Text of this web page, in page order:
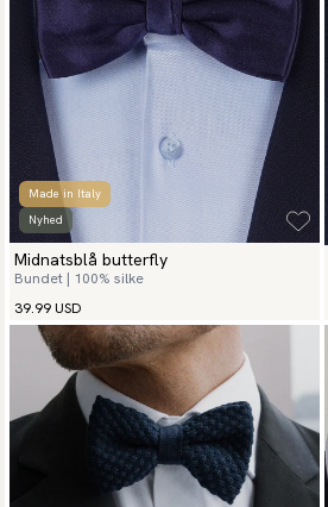
Made in Italy
Nyhed
Midnatsblå butterfly
Bundet | 100% silke
39.99 USD